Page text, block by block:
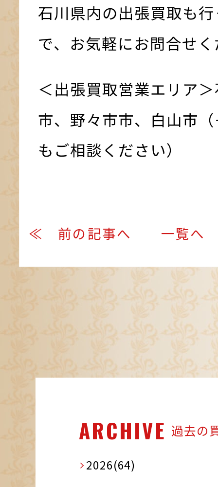
石川県内の出張買取も
で、お気軽にお問合せ
＜出張買取営業エリア
市、野々市市、白山市
もご相談ください）
≪ 前の記事へ 一覧へ
ARCHIVE 過去の
2026(64)